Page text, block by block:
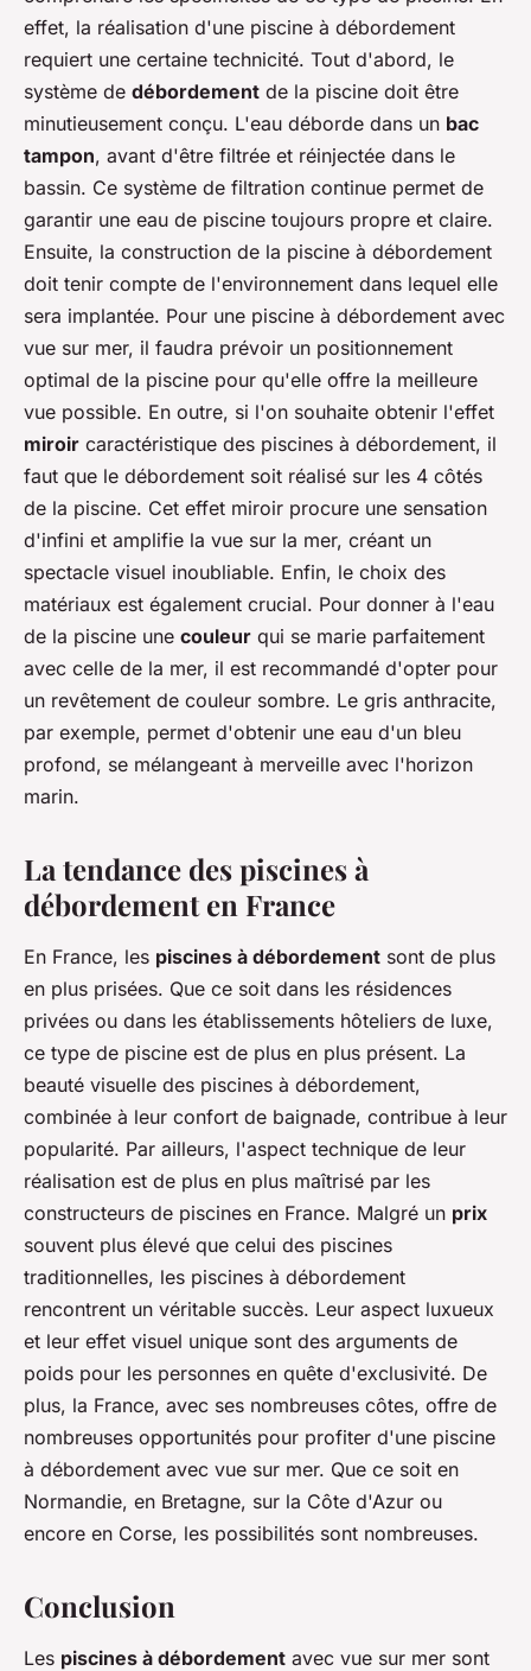
effet, la réalisation d'une piscine à débordement
requiert une certaine technicité. Tout d'abord, le
système de débordement de la piscine doit être
minutieusement conçu. L'eau déborde dans un bac
tampon, avant d'être filtrée et réinjectée dans le
bassin. Ce système de filtration continue permet de
garantir une eau de piscine toujours propre et claire.
Ensuite, la construction de la piscine à débordement
doit tenir compte de l'environnement dans lequel elle
sera implantée. Pour une piscine à débordement avec
vue sur mer, il faudra prévoir un positionnement
optimal de la piscine pour qu'elle offre la meilleure
vue possible. En outre, si l'on souhaite obtenir l'effet
miroir caractéristique des piscines à débordement, il
faut que le débordement soit réalisé sur les 4 côtés
de la piscine. Cet effet miroir procure une sensation
d'infini et amplifie la vue sur la mer, créant un
spectacle visuel inoubliable. Enfin, le choix des
matériaux est également crucial. Pour donner à l'eau
de la piscine une couleur qui se marie parfaitement
avec celle de la mer, il est recommandé d'opter pour
un revêtement de couleur sombre. Le gris anthracite,
par exemple, permet d'obtenir une eau d'un bleu
profond, se mélangeant à merveille avec l'horizon
marin.
La tendance des piscines à
débordement en France
En France, les piscines à débordement sont de plus
en plus prisées. Que ce soit dans les résidences
privées ou dans les établissements hôteliers de luxe,
ce type de piscine est de plus en plus présent. La
beauté visuelle des piscines à débordement,
combinée à leur confort de baignade, contribue à leur
popularité. Par ailleurs, l'aspect technique de leur
réalisation est de plus en plus maîtrisé par les
constructeurs de piscines en France. Malgré un prix
souvent plus élevé que celui des piscines
traditionnelles, les piscines à débordement
rencontrent un véritable succès. Leur aspect luxueux
et leur effet visuel unique sont des arguments de
poids pour les personnes en quête d'exclusivité. De
plus, la France, avec ses nombreuses côtes, offre de
nombreuses opportunités pour profiter d'une piscine
à débordement avec vue sur mer. Que ce soit en
Normandie, en Bretagne, sur la Côte d'Azur ou
encore en Corse, les possibilités sont nombreuses.
Conclusion
Les piscines à débordement avec vue sur mer sont